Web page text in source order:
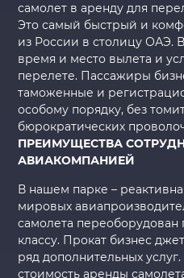
самолет в аренду для
Это самый быстрый и
из России в столицу ОАЭ.
время и место вылета и
перелете. Пассажиры
таможенные и
особому порядку, без
бюрократических
ПРЕИМУЩЕСТВА
АВИАКОМПАНИЕЙ
В нашем парке –
мировых
самолета переоборудован
классу. Прокат бизнес
ряд дополнительных
стоимость аренды